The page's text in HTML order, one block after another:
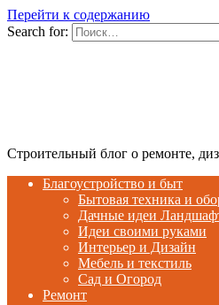
Перейти к содержанию
Search for:
Строительный блог о ремонте,
Благоустройство и быт
Бытовая техника и
Дачные идеи
Идеи своими руками
Интерьер и Дизайн
Мебель и текстиль
Сад и Огород
Ремонт